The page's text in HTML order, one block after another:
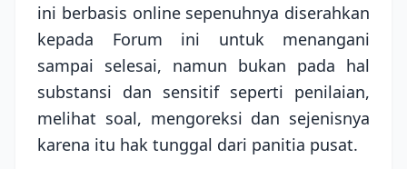
ini berbasis online sepenuhnya diserahkan
kepada Forum ini untuk menangani
sampai selesai, namun bukan pada hal
substansi dan sensitif seperti penilaian,
melihat soal, mengoreksi dan sejenisnya
karena itu hak tunggal dari panitia pusat.